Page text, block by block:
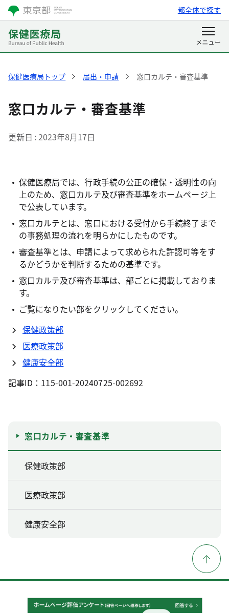
都全体で探す
保健医療局トップ 届出・申請 窓口カルテ・審査基準
窓口カルテ・審査基準
更新日 2023年8月17日
保健医療局では、行政手続の公正の確保・透明性の向
上のため、窓口カルテ及び審査基準をホームページ上
で公表しています。
窓口カルテとは、窓口における受付から手続終了まで
の事務処理の流れを明らかにしたものです。
審査基準とは、申請によって求められた許認可等をす
るかどうかを判断するための基準です。
窓口カルテ及び審査基準は、部ごとに掲載しておりま
す。
ご覧になりたい部をクリックしてください。
保健政策部
医療政策部
健康安全部
記事ID：115-001-20240725-002692
窓口カルテ・審査基準
保健政策部
医療政策部
健康安全部